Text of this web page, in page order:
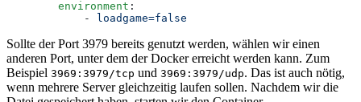
        environment
:
            -
loadgame=false
Sollte der Port 3979 bereits genutzt werden, wählen wir einen
anderen Port, unter dem der Docker erreicht werden kann. Zum
Beispiel 3969:3979/tcp und 3969:3979/udp. Das ist auch nötig,
wenn mehrere Server gleichzeitig laufen sollen. Nachdem wir die